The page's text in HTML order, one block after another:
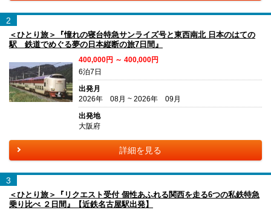
2
＜ひとり旅＞『憧れの寝台特急サンライズ号と東西南北 日本のはての
駅 鉄道でめぐる夢の日本縦断の旅7日間』
400,000円 ～ 400,000円
6泊7日
出発月
2026年 08月 ~ 2026年 09月
出発地
大阪府
詳細を見る
3
＜ひとり旅＞『リクエスト受付 個性あふれる関西を走る6つの私鉄特急
乗り比べ ２日間』【近鉄名古屋駅出発】